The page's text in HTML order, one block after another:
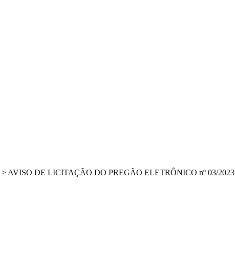
> AVISO DE LICITAÇÃO DO PREGÃO ELETRÔNICO nº 03/2023